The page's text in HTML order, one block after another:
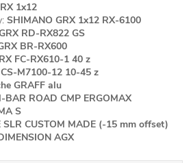
1x12
SHIMANO GRX 1x12 RX-6100
RD-RX822 GS
BR-RX600
FC-RX610-1 40 z
M7100-12 10-45 z
GRAFF alu
BAR ROAD CMP ERGOMAX
S
SLR CUSTOM MADE (-15 mm offset)
AGX